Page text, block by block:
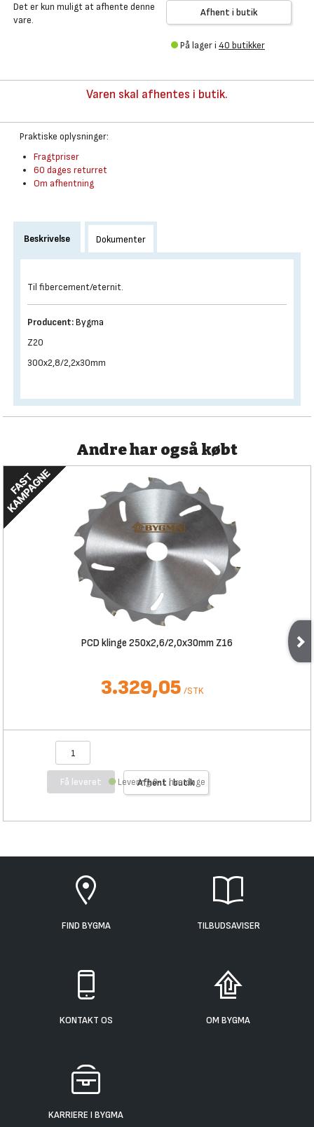
Det er kun muligt at afhente denne
vare.
Afhent i butik
På lager i 40 butikker
Varen skal afhentes i butik.
Praktiske oplysninger:
Fragtpriser
60 dages returret
Om afhentning
Beskrivelse Dokumenter
Til fibercement/eternit.
Producent:Bygma
Z20
300x2,8/2,2x30mm
Andre har også købt
PCD klinge 250x2,6/2,0x30mm Z16
3.329,05 /STK
Få leveret Afhent i butik
Levering 0-1 hverdage
FIND BYGMA TILBUDSAVISER
KONTAKT OS OM BYGMA
KARRIERE I BYGMA